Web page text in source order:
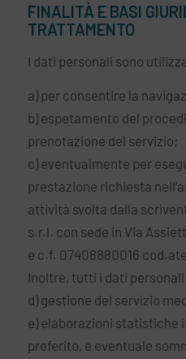
FINALITÀ E BASI
TRATTAMENTO
I dati personali sono
a) per consentire la
b) espetamento del
prenotazione del servizio;
c) eventualmente per
prestazione richiesta
attività svolta dalla
s.r.l. con sede in Via
e c.f. 07408880016
Inoltre, tutti i dati
d) gestione del servizio
e) elaborazioni statistiche
preferito, e eventuale